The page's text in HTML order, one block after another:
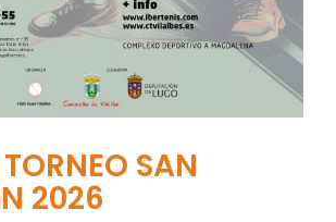
SAN
2026